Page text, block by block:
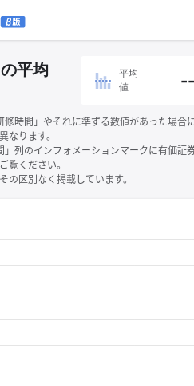
平均
平均
値
--
時間」やそれに準ずる数値があった場合
なります。
」列のインフォメーションマークに有価証
覧ください。
区別なく掲載しています。